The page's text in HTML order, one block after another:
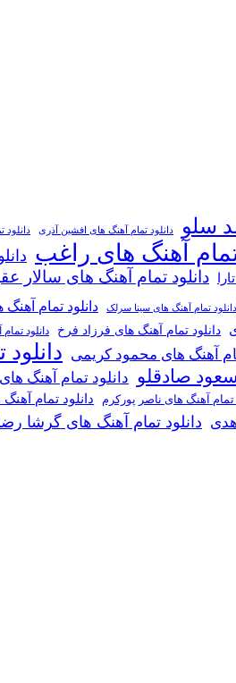
سلو دانلود تمام آهنگ های افشین آذری دانلود
تمام آهنگ های راغب
دانلود تمام آهنگ های سالار
دانلود تمام آهنگ های سینا سرلک دانلود تمام
دانلود تمام آهنگ های فرزاد فرخ دانلود
آهنگ های محمود کریمی
صادقلو دانلود تمام آهنگ
تمام آهنگ های ناصر پورکرم دانلود تمام
دانلود تمام آهنگ های گرشا